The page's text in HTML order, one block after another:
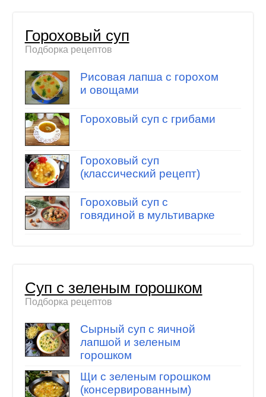
Гороховый суп
Подборка рецептов
Рисовая лапша с горохом
и овощами
Гороховый суп с грибами
Гороховый суп
(классический рецепт)
Гороховый суп с
говядиной в мультиварке
Суп с зеленым горошком
Подборка рецептов
Сырный суп с яичной
лапшой и зеленым
горошком
Щи с зеленым горошком
(консервированным)